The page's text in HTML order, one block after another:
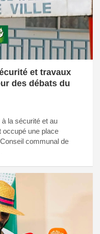
et travaux
des débats du
la sécurité et au
occupé une place
communal de